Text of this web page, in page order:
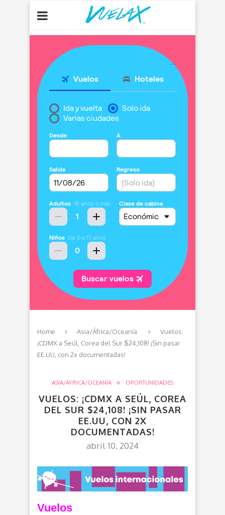
Home Asia/África/Oceanía
Vuelos:
¡CDMX a Seúl, Corea del Sur $24,108! ¡Sin pasar
EE.UU, con 2x documentadas!
ASIA/ÁFRICA/OCEANÍA OPORTUNIDADES
VUELOS: ¡CDMX A SEÚL, COREA
DEL SUR $24,108! ¡SIN PASAR
EE.UU, CON 2X
DOCUMENTADAS!
abril 10, 2024
Vuelos